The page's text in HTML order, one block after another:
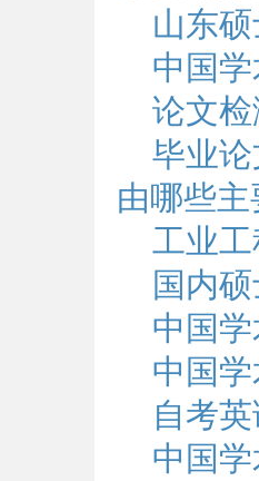
山东
中国
论文
毕业
由哪些
工业
国内
中国
中国
自考
中国